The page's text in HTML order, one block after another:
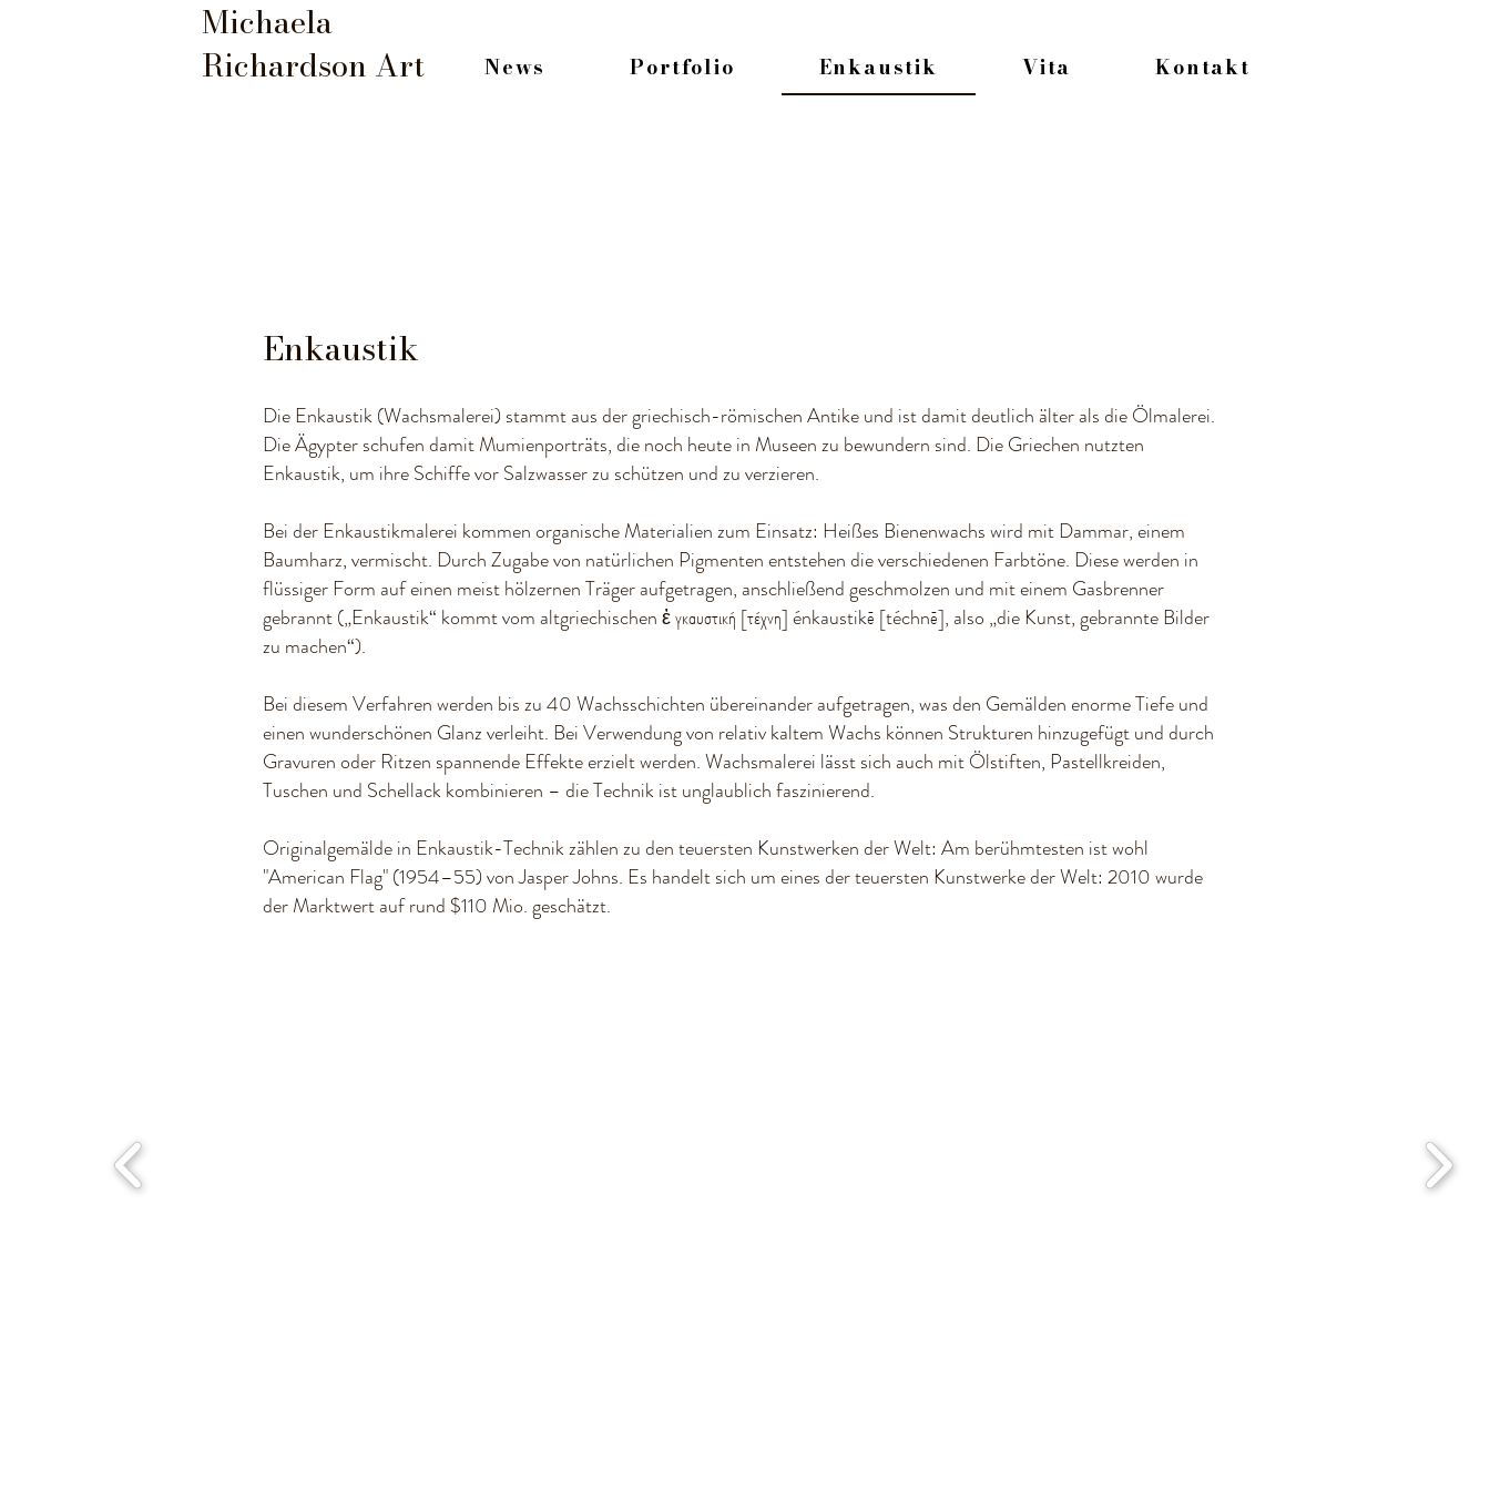
Michaela
Richardson Art
News Portfolio Enkaustik Vita Kontakt
Enkaustik
Die Enkaustik (Wachsmalerei) stammt aus der griechisch-römischen Antike und ist damit deutlich älter als die Ölmalerei.
Die Ägypter schufen damit Mumienporträts, die noch heute in Museen zu bewundern sind. Die Griechen nutzten
Enkaustik, um ihre Schiffe vor Salzwasser zu schützen und zu verzieren.
Bei der Enkaustikmalerei kommen organische Materialien zum Einsatz: Heißes Bienenwachs wird mit Dammar, einem
Baumharz, vermischt. Durch Zugabe von natürlichen Pigmenten entstehen die verschiedenen Farbtöne. Diese werden in
flüssiger Form auf einen meist hölzernen Träger aufgetragen, anschließend geschmolzen und mit einem Gasbrenner
gebrannt („Enkaustik“ kommt vom altgriechischenἐγκαυστική [τέχνη] énkaustikē [téchnē], also „die Kunst, gebrannte Bilder
zu machen“).
Bei diesem Verfahren werden bis zu 40 Wachsschichten übereinander aufgetragen, was den Gemälden enorme Tiefe und
einen wunderschönen Glanz verleiht. Bei Verwendung von relativ kaltem Wachs können Strukturen hinzugefügt und durch
Gravuren oder Ritzen spannende Effekte erzielt werden. Wachsmalerei lässt sich auch mit Ölstiften, Pastellkreiden,
Tuschen und Schellack kombinieren – die Technik ist unglaublich faszinierend.
Originalgemälde in Enkaustik-Technik zählen zu den teuersten Kunstwerken der Welt: Am berühmtesten ist wohl
"American Flag" (1954–55) von Jasper Johns. Es handelt sich um eines der teuersten Kunstwerke der Welt: 2010 wurde
der Marktwert auf rund $110 Mio. geschätzt.